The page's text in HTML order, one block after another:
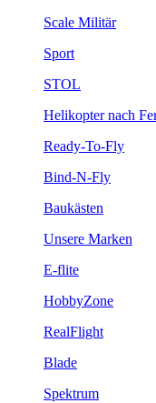
Scale Militär
Sport
STOL
Helikopter nach
Ready-To-Fly
Bind-N-Fly
Baukästen
Unsere Marken
E-flite
HobbyZone
RealFlight
Blade
Spektrum